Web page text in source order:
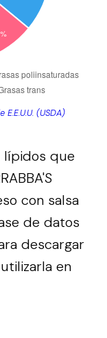
(USDA)
lípidos que
con salsa
de datos
descargar
en